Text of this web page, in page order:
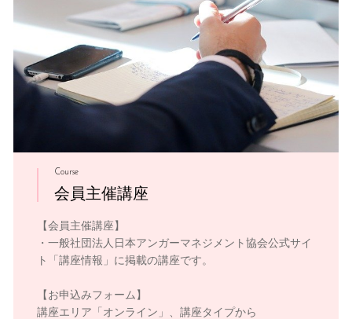
Course
会員主催講座
【会員主催講座】
・一般社団法人日本アンガーマネジメント協会公式サイ
ト「講座情報」に掲載の講座です。
【お申込みフォーム】
講座エリア「オンライン」、講座タイプから